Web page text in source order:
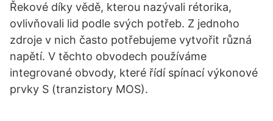
Řekové díky vědě, kterou nazývali rétorika,
ovlivňovali lid podle svých potřeb. Z jednoho
zdroje v nich často potřebujeme vytvořit různá
napětí. V těchto obvodech používáme
integrované obvody, které řídí spínací výkonové
prvky S (tranzistory MOS).